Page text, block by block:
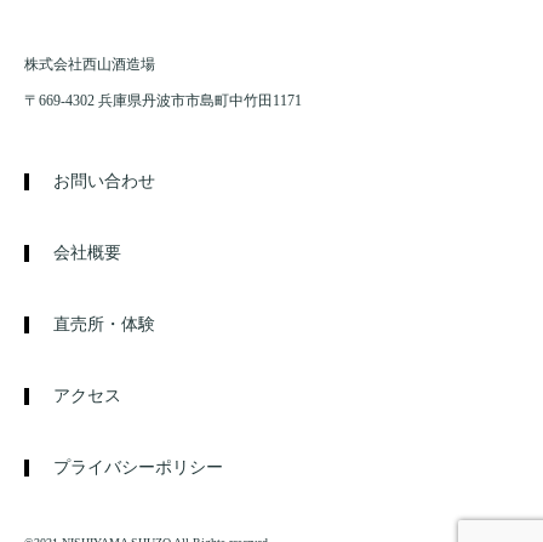
株式会社西山酒造場
〒669-4302 兵庫県丹波市市島町中竹田1171
お問い合わせ
会社概要
直売所・体験
アクセス
プライバシーポリシー